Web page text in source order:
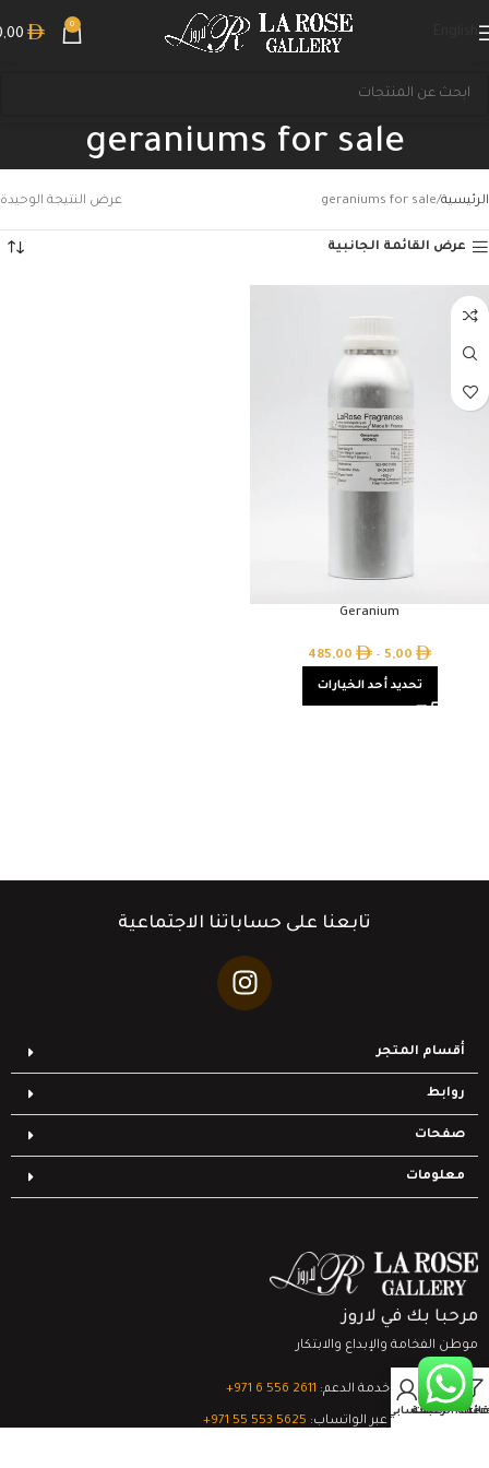
0
geraniums for sale
الرئيسية geraniums for sale عرض النتيجة الوحيدة
عرض القائمة الجانبية
Geranium
5,00
–
485,00
تحديد أحد الخيارات
تابعنا على حساباتنا الاجتماعية
أقسام المتجر
روابط
صفحات
معلومات
مرحبا بك في لاروز
موطن الفخامة والإبداع والابتكار
تواصل مع خدمة الدعم: ‎+971 6 556 2611
الدعم الفني عبر الواتساب: ‎+971 55 553 5625
قائمة الرغبات
0
السلةحسابي